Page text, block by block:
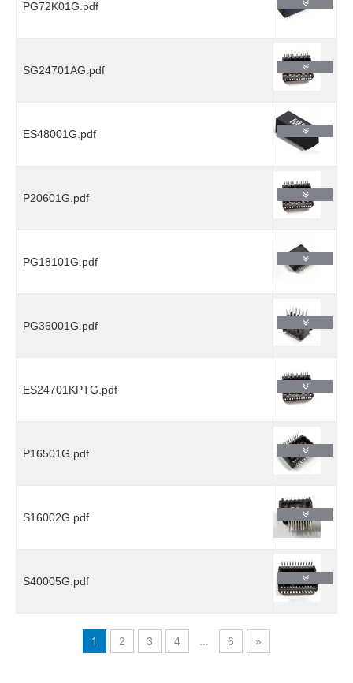
PG72K01G.pdf
SG24701AG.pdf
ES48001G.pdf
P20601G.pdf
PG18101G.pdf
PG36001G.pdf
ES24701KPTG.pdf
P16501G.pdf
S16002G.pdf
S40005G.pdf
1 2 3 4 ... 6 »